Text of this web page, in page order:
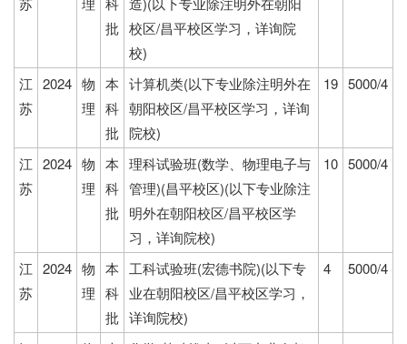
批 校区/昌平校区学习，详询院
校)
江
苏
2024 物
理
本
科
批
计算机类(以下专业除注明外在
朝阳校区/昌平校区学习，详询
院校)
19 5000/4
江
苏
2024 物
理
本
科
批
理科试验班(数学、物理电子与
管理)(昌平校区)(以下专业除注
明外在朝阳校区/昌平校区学
习，详询院校)
10 5000/4
江
苏
2024 物
理
本
科
批
工科试验班(宏德书院)(以下专
业在朝阳校区/昌平校区学习，
详询院校)
4 5000/4